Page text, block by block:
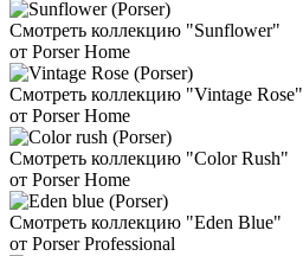
Смотреть коллекцию "Sunflower"
от Porser Home
Смотреть коллекцию "Vintage Rose"
от Porser Home
Смотреть коллекцию "Color Rush"
от Porser Home
Смотреть коллекцию "Eden Blue"
от Porser Professional